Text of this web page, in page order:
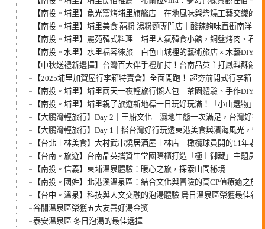
【南投。埔里】魚光窯烤埔里旗艦店｜在地風味與柴燒工藝交織的
【南投。埔里】埔里美食 囍粉 湯粉麵專門店｜酸辣夠味直衝南洋
【南投。埔里】麗苑韓式料理｜埔里人氣韓食小館，銅盤烤肉、石
【南投。水里】水里福容徠旅｜白色山城裡的藝術旅店 × 木藝DIY ×
【中秋送禮新選擇】台灣百大伴手禮加持！台南晶英主打鳳梨酥餅 ×
【2025埔里加賀屋行李箱特賣會】全面開跑！ 超夯前開式行李箱
【南投。埔里】埔里兩天一夜輕旅行懶人包｜茶園體驗、手作DIY
【南投。埔里】埔里親子旅遊新地標一日玩好玩滿！「小山選物」
【大鵬灣輕旅行】Day 2｜王船文化＋濕地生態一次滿足，台灣好行
【大鵬灣輕旅行】Day 1｜搭台灣好行玩透東港美食與濱海風光，懶
【台北士林美食】大村武串燒居酒屋士林店｜橄欖球員開的11年老
【台南。旅遊】台南晶英攜資生堂國際櫃打造「極上御藏」主題房
【南投。信義】東埔溫泉體驗：暖心之旅，探索山間秘境
【南投。國姓】北港溪溫泉區：結合文化與冒險的高CP值療癒之旅
【台中。溫泉】科技與人文交融的泡湯體驗 烏日溫泉區榮獲最佳新
谷關溫泉區榮獲五大友善好湯金獎
泰安溫泉區 冬日泡湯的最佳選擇